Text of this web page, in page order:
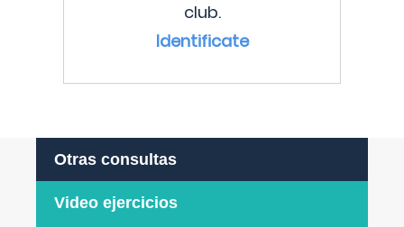
club.
Identificate
Otras consultas
Video ejercicios